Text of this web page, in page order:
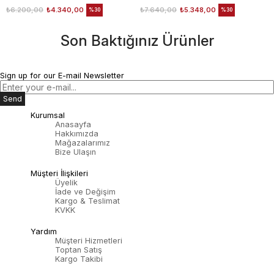
₺4.340,00
₺6.200,00 %30 ₺5.348,00
₺7.640,00 %30
Son Baktığınız Ürünler
Sign up for our E-mail Newsletter
Send
Kurumsal
Anasayfa
Hakkımızda
Mağazalarımız
Bize Ulaşın
Müşteri İlişkileri
Üyelik
İade ve Değişim
Kargo & Teslimat
KVKK
Yardım
Müşteri Hizmetleri
Toptan Satış
Kargo Takibi